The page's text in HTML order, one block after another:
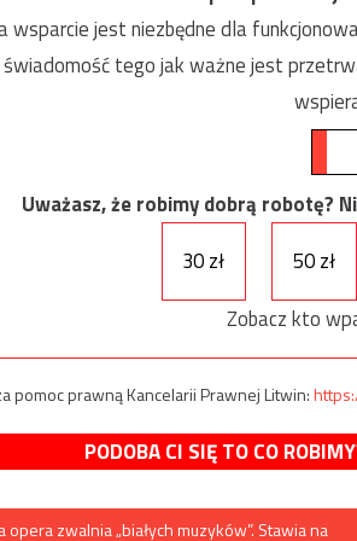
wsparcie jest niezbędne dla
tego jak ważne jest
Uważasz, że robimy dobrą robotę?
30 zł
50 zł
Zobacz kto
pomoc prawną Kancelarii Prawnej Litwin:
PODOBA CI SIĘ TO CO
opera zwalnia „białych muzyków”. Stawia na